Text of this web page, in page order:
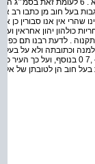
בעל חוב מן כתבו רב
ורבינו יעקב הגיה 9 ׳זה אינו
כולהון יהון אחראין
. לדעת רבנו תם
וכתובתה ולא על
הגאונים תוקנה בין השנים 5 7
חוב הן לטובתן של